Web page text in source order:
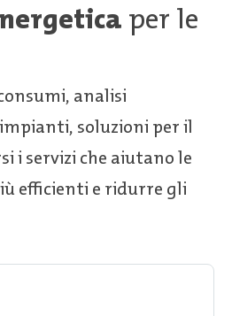
per le
analisi
soluzioni per il
i servizi che aiutano le
efficienti e ridurre gli